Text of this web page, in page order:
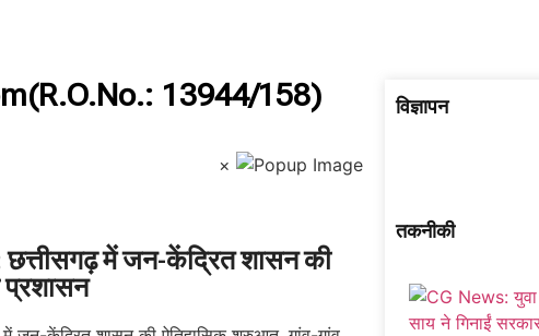
13944/158)
×
में जन-केंद्रित शासन की
प्रशासन
विज्ञापन
तकनीकी